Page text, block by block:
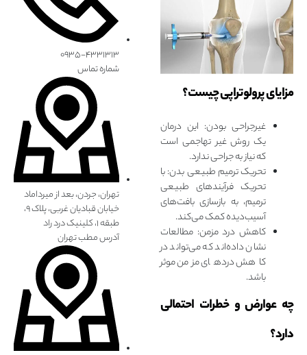
مزایای پرولوتراپی چیست؟
غیرجراحی بودن: این درمان
یک روش غیر تهاجمی است
که نیاز به جراحی ندارد.
تحریک ترمیم طبیعی بدن: با
تحریک فرآیندهای طبیعی
ترمیم، به بازسازی بافت‌های
آسیب‌‌دیده کمک می‌کند.
کاهش درد مزمن: مطالعات
نشان داده‌اند که می‌تواند در
کاهش دردهای مزمن موثر
باشد.
چه عوارض و خطرات احتمالی
دارد؟
۰۹۳۵-۴۳۳۱۳۱۳
شماره تماس
تهران، جردن، بعد از میرداماد
خیابان قبادیان غربی، پلاک ۹،
طبقه ۱، کلینیک درد راد
آدرس مطب تهران